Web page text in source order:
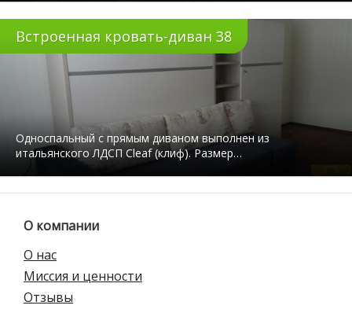
Встроенная кровать-диван 38
Односпальный с прямым диваном выполнен из
итальянского ЛДСП Cleaf (клиф). Размер…
О компании
О нас
Миссия и ценности
Отзывы